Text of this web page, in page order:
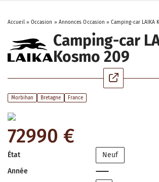
Accueil» Occasion » Annonces Occasion »Camping-car LAIKA
Camping-car
Kosmo 209
Morbihan Bretagne France
72990 €
État
Neuf
Année